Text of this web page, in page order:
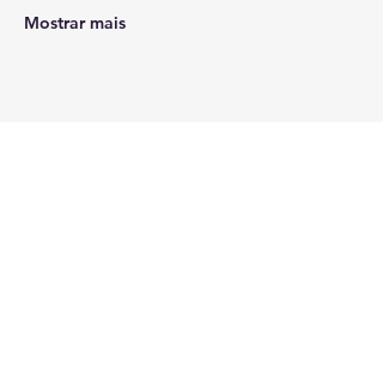
Mostrar mais